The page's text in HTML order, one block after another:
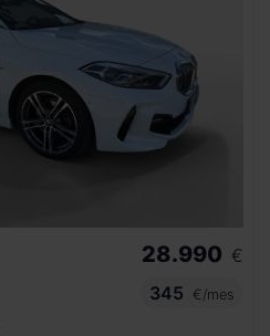
28.990 €
345
€/mes